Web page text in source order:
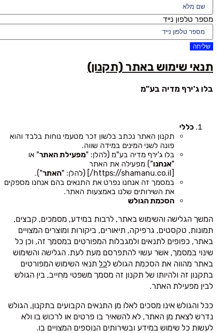
מספר טלפון נייד
שליחה
תנאי שימוש באתר (תקנון)
בלו ג'ירף מדיה בע"מ
כללי
תקנון האתר נכתב בלשון זכר מטעמי נוחות בלבד והוא
פונה לשני המינים במידה שווה.
בלו ג'ירף מדיה בע"מ (להלן: "מפעילת האתר" או
"אנחנו") מפעילה את האתר
[https://shamanu.co.il/] (להלן: "
האתר").
במסמך זה אנחנו נפרט את התנאים בהם אנחנו מספקים
את השירותים שלנו באמצעות האתר.
הסכמת הגולש
המשך הגלישה והשימוש באתר, לרבות במידע, מסמכים, קבצים,
תמונות, טקסטים, גרפיקה, תיאורים, ביקורות ומוצרים המצויים
באתר, כפופים לתנאים ולמגבלות המפורטים במסמך זה, וכן כל
שינוי במסמך, אשר עשוי להתפרסם מעת לעת. הגלישה והשימוש
באתר מהווה את הסכמת הגולש לכל תנאי השימוש המפורטים
בתקנון זה ולהיותו של תקנון זה מסמך משפטי מחייב, בין הגולש
לבין מפעילת האתר.
ככל והגולש אינו מסכים לאלו מן התנאים הקבועים בתקנון, הגולש
נדרש לצאת מן האתר, לא להשאיר בו פרטים או לרכוש בו ולא
לעשות כל שימוש במידע ובשירותים הנוספים המצויים בו.